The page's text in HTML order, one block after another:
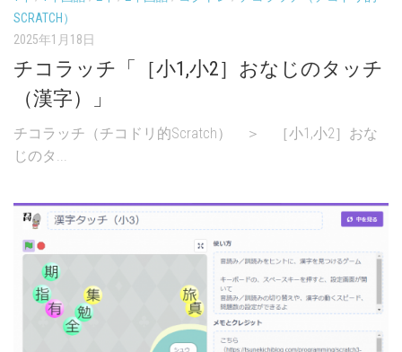
SCRATCH）
2025年1月18日
チコラッチ「［小1,小2］おなじのタッチ
（漢字）」
チコラッチ（チコドリ的Scratch） ＞ ［小1,小2］おな
じのタ...